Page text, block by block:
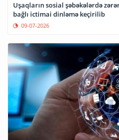
Uşaqların sosial şəbəkələrdə
bağlı ictimai dinləmə keçirilib
09-07-2026